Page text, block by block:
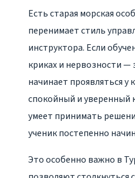
Есть старая морская
перенимает стиль
инструктора. Если
криках и нервозности —
начинает проявляться у
спокойный и уверенный
умеет принимать
ученик постепенно
Это особенно важно в